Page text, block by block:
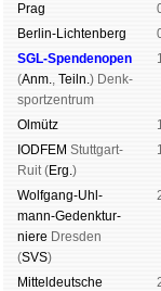
Prag
Berlin-Lich­ten­berg
SGL-Spenden­open
(Anm., Teiln.) Denk­
sport­zen­trum
Ol­mütz
IODFEM Stutt­gart-
Ruit (Erg.)
Wolf­gang-Uhl­
mann-Ge­denk­tur­
niere Dres­den
(SVS)
Mit­tel­deu­tsche